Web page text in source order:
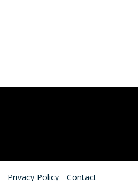
Privacy Policy Contact